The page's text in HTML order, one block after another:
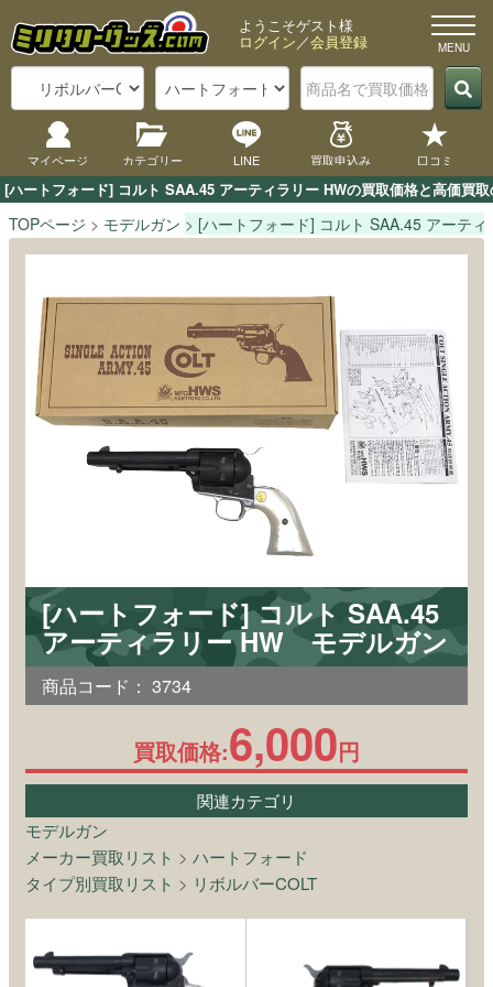
[ハートフォード] コルト SAA.45 アーティラリー HWの買取価格と高価買
ようこそゲスト様
ログイン／会員登録
マイページ カテゴリー LINE 買取申込み 口コミ
TOPページ モデルガン [ハートフォード] コルト SAA.45 アーティ
[ハートフォード] コルト SAA.45
アーティラリー HW モデルガン
商品コード： 3734
買取価格:6,000円
関連カテゴリ
モデルガン
メーカー買取リスト > ハートフォード
タイプ別買取リスト > リボルバーCOLT